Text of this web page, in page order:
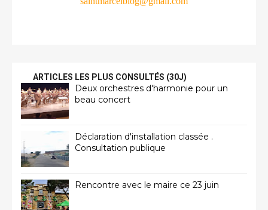
ARTICLES LES PLUS CONSULTÉS (30J)
Deux orchestres d'harmonie pour un
beau concert
Déclaration d'installation classée .
Consultation publique
Rencontre avec le maire ce 23 juin